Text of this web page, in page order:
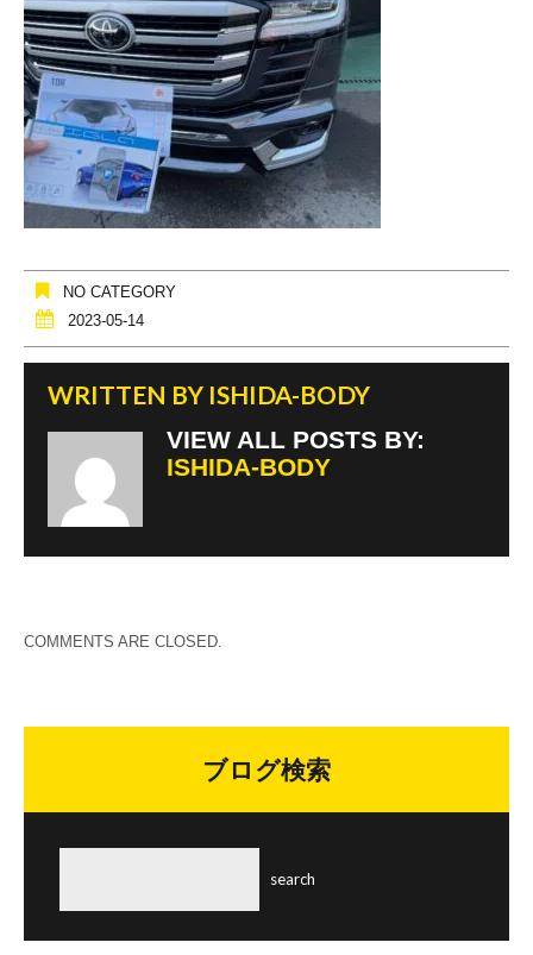
NO CATEGORY
2023-05-14
WRITTEN BY ISHIDA-BODY
VIEW ALL POSTS BY:
ISHIDA-BODY
COMMENTS ARE CLOSED.
ブログ検索